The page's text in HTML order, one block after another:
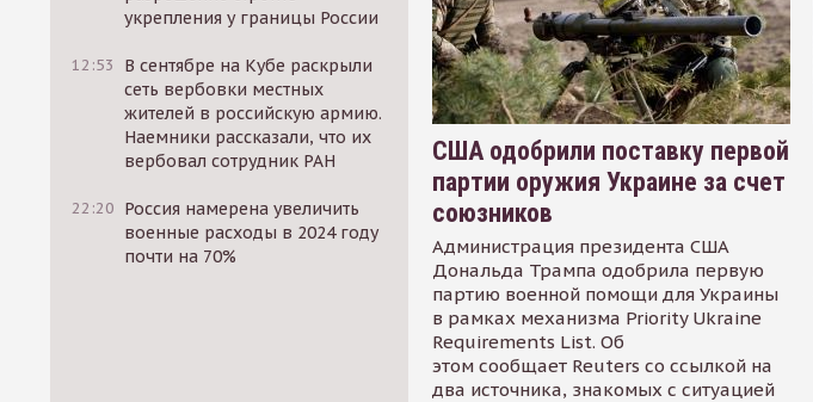
укрепления у границы России
12:53
В сентябре на Кубе раскрыли
сеть вербовки местных
жителей в российскую армию.
Наемники рассказали, что их
вербовал сотрудник РАН
22:20 Россия намерена увеличить
военные расходы в 2024 году
почти на 70%
США одобрили поставку первой
партии оружия Украине за счет
союзников
Администрация президента США
Дональда Трампа одобрила первую
партию военной помощи для Украины
в рамках механизма Priority Ukraine
Requirements List. Об
этом сообщает Reuters со ссылкой на
два источника, знакомых с ситуацией